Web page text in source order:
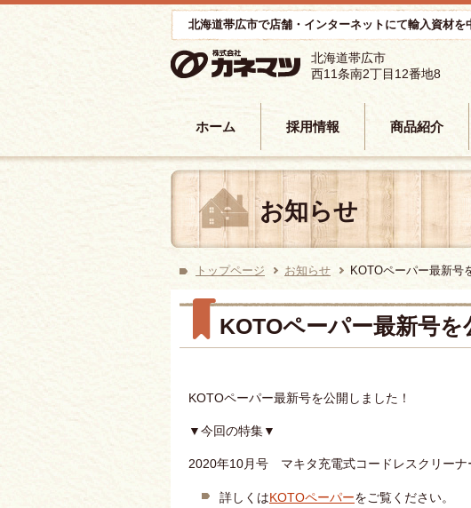
北海道帯広市で店舗・インターネットにて輸入資材を
北海道帯広市
西11条南2丁目12番地8
コンテンツへ移動
ホーム 採用情報 商品紹介
お知らせ
トップページ お知らせ KOTOペーパー最新号
KOTOペーパー最新号を
KOTOペーパー最新号を公開しました！
▼今回の特集▼
2020年10月号 マキタ充電式コードレスクリーナ
詳しくはKOTOペーパーをご覧ください。